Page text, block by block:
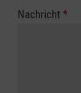
Nachricht *